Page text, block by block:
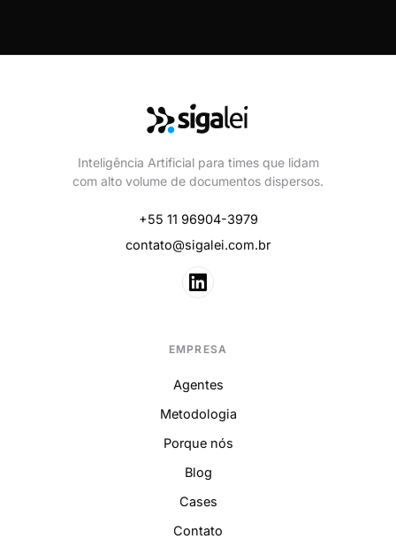
Inteligência Artificial para times que lidam
com alto volume de documentos dispersos.
+55 11 96904-3979
contato@sigalei.com.br
EMPRESA
Agentes
Metodologia
Porque nós
Blog
Cases
Contato